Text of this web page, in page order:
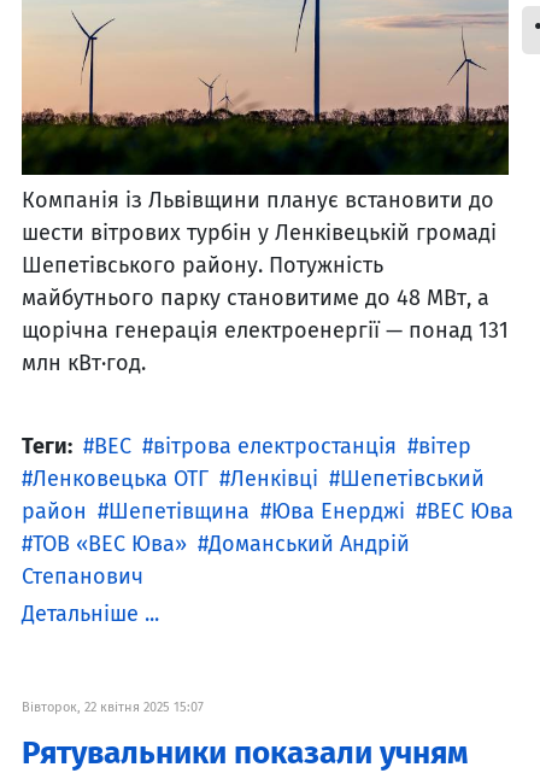
Компанія із Львівщини планує встановити до
шести вітрових турбін у Ленківецькій громаді
Шепетівського району. Потужність
майбутнього парку становитиме до 48 МВт, а
щорічна генерація електроенергії — понад 131
млн кВт·год.
Теги: ВЕС вітрова електростанція
вітер
Ленковецька ОТГ
Ленківці
Шепетівський
район
Шепетівщина Юва Енерджі
ВЕС Юва
ТОВ «ВЕС Юва»
Доманський Андрій
Степанович
Детальніше ...
Вівторок, 22 квітня 2025 15:07
Рятувальники показали учням